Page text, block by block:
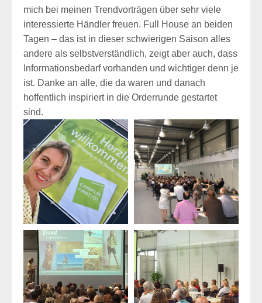
mich bei meinen Trendvorträgen über sehr viele
interessierte Händler freuen. Full House an beiden
Tagen – das ist in dieser schwierigen Saison alles
andere als selbstverständlich, zeigt aber auch, dass
Informationsbedarf vorhanden und wichtiger denn je
ist. Danke an alle, die da waren und danach
hoffentlich inspiriert in die Orderrunde gestartet
sind.